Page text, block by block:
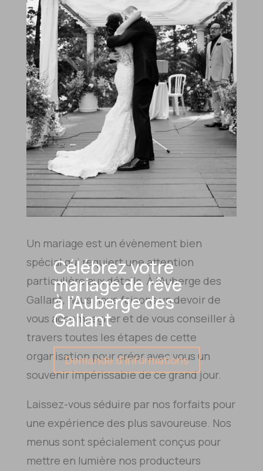
Célébrez votre
mariage de rêve
à l’Auberge des
Gallant
Demande d'informations
Un mariage est un évènement bien
spécial qui requiert une attention
particulière aux détails. À l’Auberge des
Gallant, nous nous faisons un devoir de
vous accompagner et de vous conseiller à
travers toutes les étapes de cette
organisation pour créer avec vous un
souvenir impérissable de ce grand jour.
Laissez-vous séduire par nos forfaits pour
une expérience des plus savoureuse. Nos
menus sont spécialement conçus pour
mettre en lumière nos producteurs